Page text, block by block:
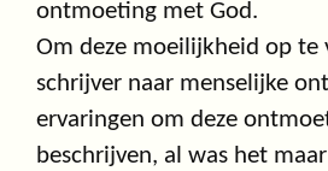
ontmoeting met God.
Om deze moeilijkheid op te
schrijver naar menselijke
ervaringen om deze
beschrijven, al was het